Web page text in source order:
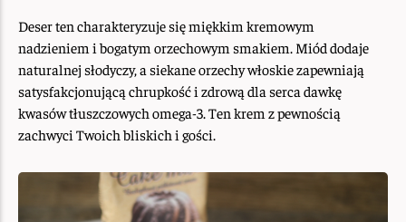
Deser ten charakteryzuje się miękkim kremowym
nadzieniem i bogatym orzechowym smakiem. Miód dodaje
naturalnej słodyczy, a siekane orzechy włoskie zapewniają
satysfakcjonującą chrupkość i zdrową dla serca dawkę
kwasów tłuszczowych omega-3. Ten krem z pewnością
zachwyci Twoich bliskich i gości.